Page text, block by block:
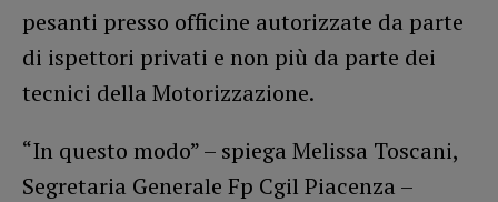
pesanti presso officine autorizzate da parte
di ispettori privati e non più da parte dei
tecnici della Motorizzazione.
“In questo modo” – spiega Melissa Toscani,
Segretaria Generale Fp Cgil Piacenza –